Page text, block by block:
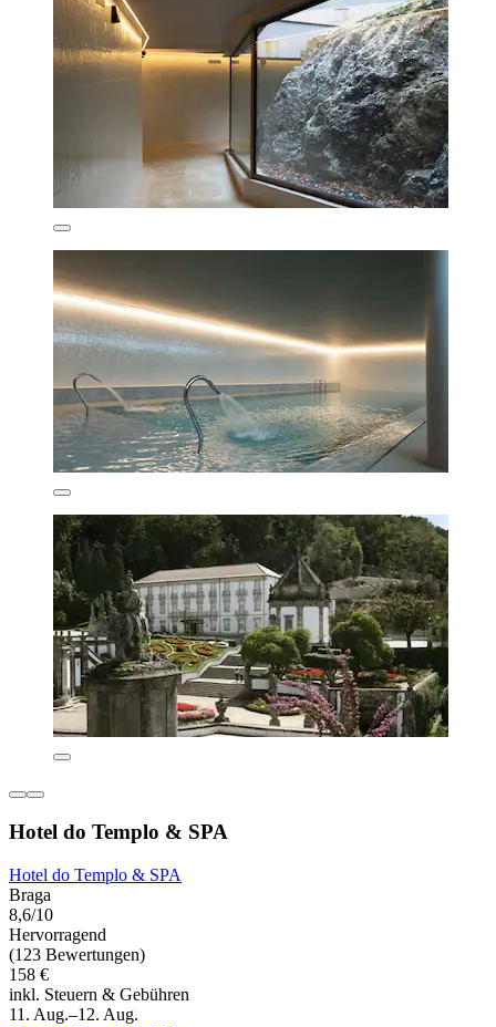
Hotel do Templo & SPA
Hotel do Templo & SPA
Braga
8,6/10
Hervorragend
(123 Bewertungen)
158 €
inkl. Steuern & Gebühren
11. Aug.–12. Aug.